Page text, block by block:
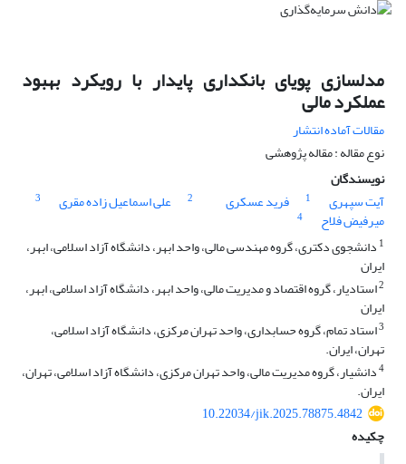
مدلسازی پویای بانکداری پایدار با رویکرد بهبود
عملکرد مالی
مقالات آماده انتشار
نوع مقاله : مقاله پژوهشی
نویسندگان
آیت سپهری
1 فرید عسکری 2 علی اسماعیل زاده مقری 3
میرفیض فلاح
4
1 دانشجوی دکتری، گروه مهندسی مالی، واحد ابهر، دانشگاه آزاد اسلامی، ابهر،
ایران
2استادیار، گروه اقتصاد و مدیریت مالی، واحد ابهر، دانشگاه آزاد اسلامی، ابهر،
ایران
3استاد تمام، گروه حسابداری، واحد تهران مرکزی، دانشگاه آزاد اسلامی،
تهران، ایران.
4دانشیار، گروه مدیریت مالی، واحد تهران مرکزی، دانشگاه آزاد اسلامی، تهران،
ایران.
10.22034/jik.2025.78875.4842
چکیده